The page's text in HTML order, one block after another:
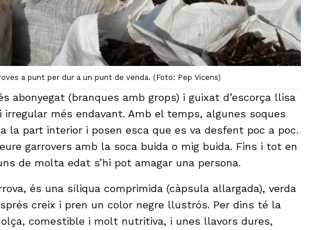
a punt per dur a un punt de venda. (Foto: Pep Vicens)
abonyegat (branques amb grops) i guixat d’escorça llisa
irregular més endavant. Amb el temps, algunes soques
la part interior i posen esca que es va desfent poc a poc.
garrovers amb la soca buida o mig buida. Fins i tot en
de molta edat s’hi pot amagar una persona.
és una síliqua comprimida (càpsula allargada), verda
creix i pren un color negre llustrós. Per dins té la
comestible i molt nutritiva, i unes llavors dures,